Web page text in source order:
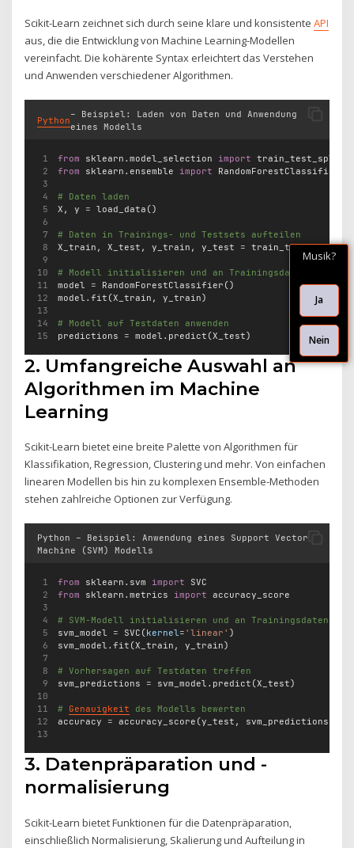
Scikit-Learn zeichnet sich durch seine klare und konsistenteAPI
aus, die die Entwicklung von Machine Learning-Modellen
vereinfacht. Die kohärente Syntax erleichtert das Verstehen
und Anwenden verschiedener Algorithmen.
Python
– Beispiel: Laden von Daten und Anwendung
eines Modells
from sklearn.model_selection import train_test_split
from sklearn.ensemble import RandomForestClassifier
# Daten laden
X, y = load_data()
# Daten in Trainings- und Testsets aufteilen
X_train, X_test, y_train, y_test =
# Modell initialisieren und an Trainingsdaten
model = RandomForestClassifier()
model.fit(X_train, y_train)
# Modell auf Testdaten anwenden
predictions = model.predict(X_test)
2. Umfangreiche Auswahl an
Algorithmen im Machine
Learning
Scikit-Learn bietet eine breite Palette von Algorithmen für
Klassifikation, Regression, Clustering und mehr. Von einfachen
linearen Modellen bis hin zu komplexen Ensemble-Methoden
stehen zahlreiche Optionen zur Verfügung.
Python – Beispiel: Anwendung eines Support Vector
Machine (SVM) Modells
from sklearn.svm import SVC
from sklearn.metrics import accuracy_score
# SVM-Modell initialisieren und an Trainingsdaten
svm_model = SVC(kernel= 'linear' )
svm_model.fit(X_train, y_train)
# Vorhersagen auf Testdaten treffen
svm_predictions = svm_model.predict(X_test)
# Genauigkeit des Modells bewerten
accuracy = accuracy_score(y_test, svm_predictions)
3. Datenpräparation und -
normalisierung
Scikit-Learn bietet Funktionen für die Datenpräparation,
einschließlich Normalisierung, Skalierung und Aufteilung in
Musik?
Ja
Nein